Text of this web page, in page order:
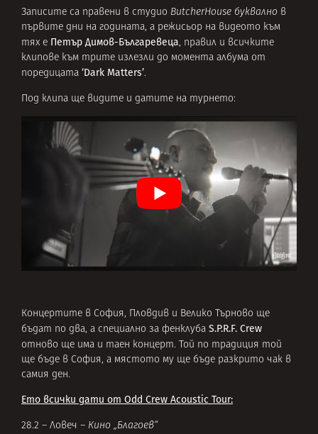
Записите са правени в студио ButcherHouse буквално в
първите дни на годината, а режисьор на видеото към
тях е Петър Димов-Българевеца, правил и всичките
клипове към трите излезли до момента албума от
поредицата ‘Dark Matters’.
Под клипа ще видите и датите на турнето:
Концертите в София, Пловдив и Велико Търново ще
бъдат по два, а специално за фенклуба S.P.R.F. Crew
отново ще има и таен концерт. Той по традиция той
ще бъде в София, а мястото му ще бъде разкрито чак в
самия ден.
Ето всички дати от Odd Crew Acoustic Tour:
28.2 – Ловеч – Кино „Благоев“